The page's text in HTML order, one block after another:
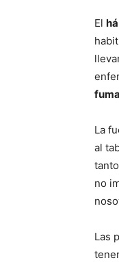
El
La
al
no
Las